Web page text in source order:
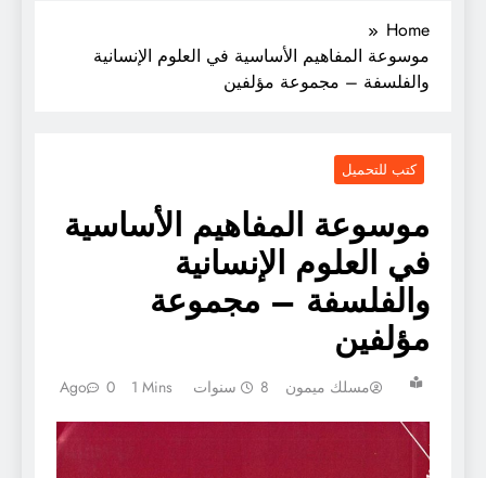
Home
موسوعة المفاهيم الأساسية في العلوم الإنسانية
والفلسفة – مجموعة مؤلفين
كتب للتحميل
موسوعة المفاهيم الأساسية
في العلوم الإنسانية
والفلسفة – مجموعة
مؤلفين
مسلك ميمون 8 سنوات Ago 0 1 Mins